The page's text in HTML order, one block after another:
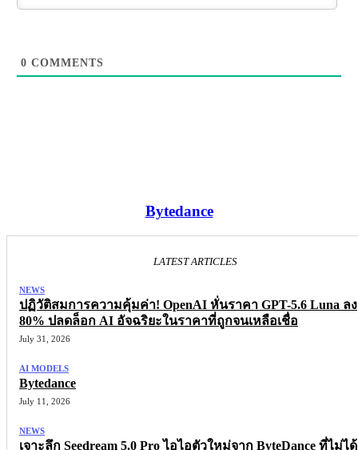
0 COMMENTS
Bytedance
LATEST ARTICLES
NEWS
ปฏิวัติสมการความคุ้มค่า! OpenAI หั่นราคา GPT-5.6 Luna ลง
80% ปลดล็อก AI อัจฉริยะในราคาที่ถูกจนเหลือเชื่อ
July 31, 2026
AI MODELS
Bytedance
July 11, 2026
NEWS
เจาะลึก Seedream 5.0 Pro ไอไอตัวใหม่จาก ByteDance ที่ไม่ได้